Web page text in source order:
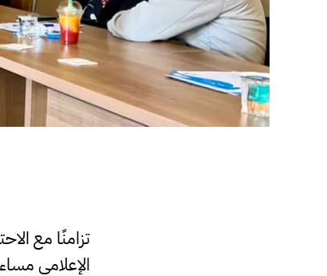
تزامنًا مع
الإعلامي